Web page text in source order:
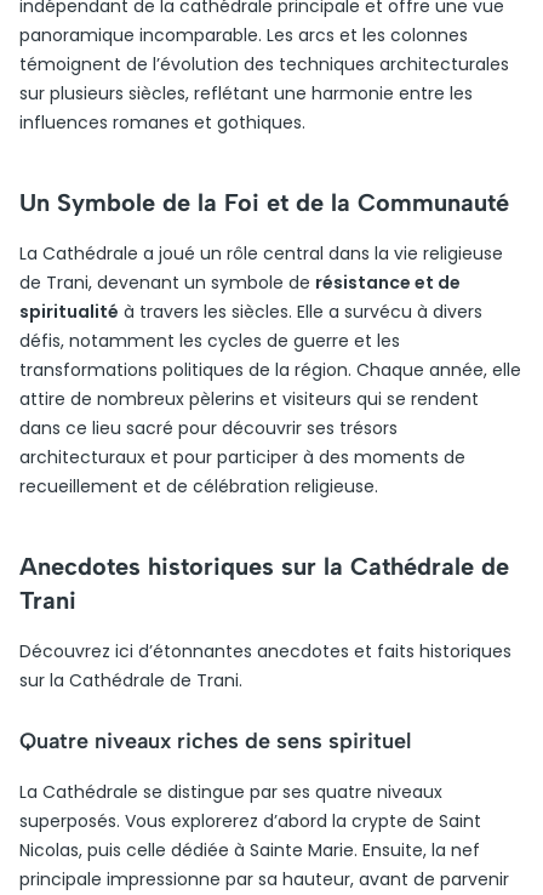
indépendant de la cathédrale principale et offre une vue
panoramique incomparable. Les arcs et les colonnes
témoignent de l’évolution des techniques architecturales
sur plusieurs siècles, reflétant une harmonie entre les
influences romanes et gothiques.
Un Symbole de la Foi et de la Communauté
La Cathédrale a joué un rôle central dans la vie religieuse
de Trani, devenant un symbole de résistance et de
spiritualité à travers les siècles. Elle a survécu à divers
défis, notamment les cycles de guerre et les
transformations politiques de la région. Chaque année, elle
attire de nombreux pèlerins et visiteurs qui se rendent
dans ce lieu sacré pour découvrir ses trésors
architecturaux et pour participer à des moments de
recueillement et de célébration religieuse.
Anecdotes historiques sur la Cathédrale de
Trani
Découvrez ici d’étonnantes anecdotes et faits historiques
sur la Cathédrale de Trani.
Quatre niveaux riches de sens spirituel
La Cathédrale se distingue par ses quatre niveaux
superposés. Vous explorerez d’abord la crypte de Saint
Nicolas, puis celle dédiée à Sainte Marie. Ensuite, la nef
principale impressionne par sa hauteur, avant de parvenir